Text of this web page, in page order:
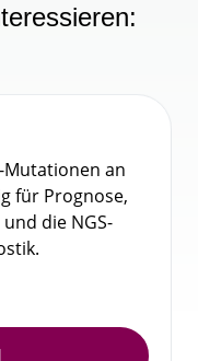
-Mutationen an
für Prognose,
die NGS-